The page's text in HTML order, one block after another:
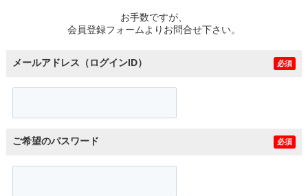
お手数ですが、
会員登録フォームよりお問合せ下さい。
メールアドレス（ログインID） 必須
ご希望のパスワード 必須